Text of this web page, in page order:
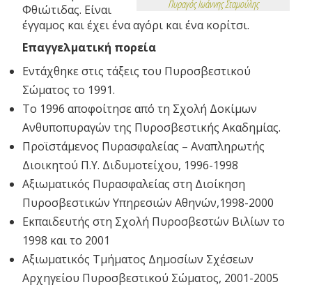
Πυραγός Ιωάννης Σταμούλης
Φθιώτιδας. Είναι
έγγαμος και έχει ένα αγόρι και ένα κορίτσι.
Επαγγελματική πορεία
Εντάχθηκε στις τάξεις του Πυροσβεστικού
Σώματος το 1991.
Το 1996 αποφοίτησε από τη Σχολή Δοκίμων
Ανθυποπυραγών της Πυροσβεστικής Ακαδημίας.
Προϊστάμενος Πυρασφαλείας – Αναπληρωτής
Διοικητού Π.Υ. Διδυμοτείχου, 1996-1998
Αξιωματικός Πυρασφαλείας στη Διοίκηση
Πυροσβεστικών Υπηρεσιών Αθηνών,1998-2000
Εκπαιδευτής στη Σχολή Πυροσβεστών Βιλίων το
1998 και το 2001
Αξιωματικός Τμήματος Δημοσίων Σχέσεων
Αρχηγείου Πυροσβεστικού Σώματος, 2001-2005